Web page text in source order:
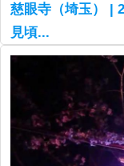
慈眼寺（埼玉） |
見頃...